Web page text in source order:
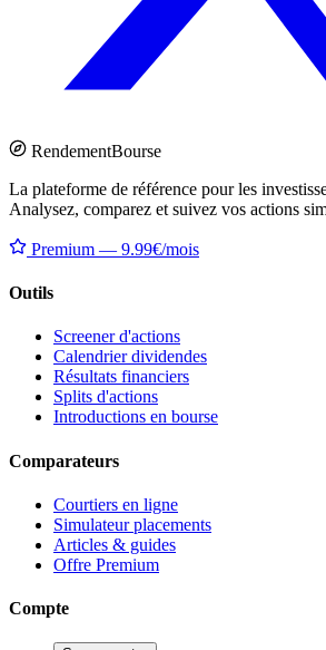
RendementBourse
La plateforme de référence pour les
Analysez, comparez et suivez vos actions
Premium — 9.99€/mois
Outils
Screener d'actions
Calendrier dividendes
Résultats financiers
Splits d'actions
Introductions en bourse
Comparateurs
Courtiers en ligne
Simulateur placements
Articles & guides
Offre Premium
Compte